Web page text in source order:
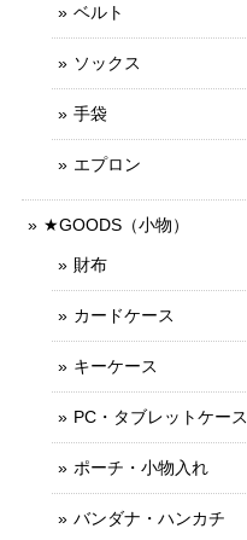
ベルト
ソックス
手袋
エプロン
★GOODS（小物）
財布
カードケース
キーケース
PC・タブレットケース
ポーチ・小物入れ
バンダナ・ハンカチ